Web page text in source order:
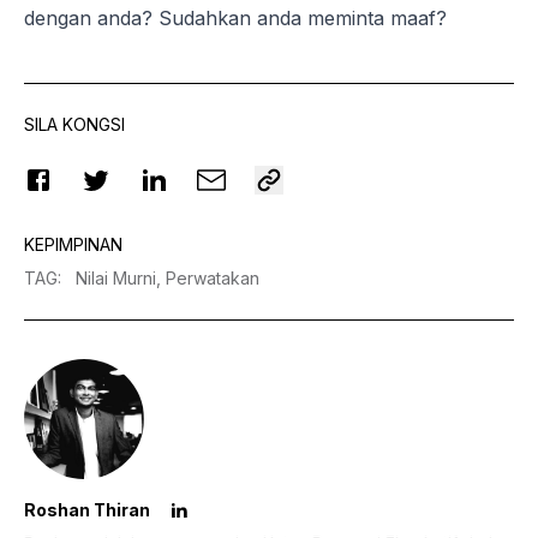
dengan anda? Sudahkan anda meminta maaf?
SILA KONGSI
KEPIMPINAN
TAG: Nilai Murni, Perwatakan
Roshan Thiran